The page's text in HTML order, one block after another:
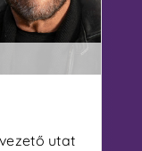
utat